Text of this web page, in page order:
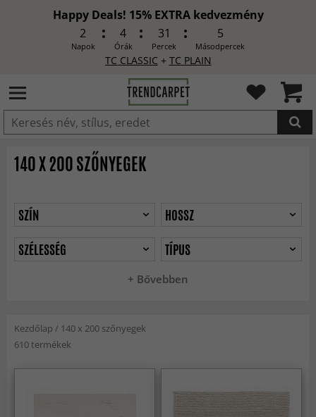
Happy Deals! 15% EXTRA kedvezmény
2
Napok
4
Órák
31
Percek
3
Másodpercek
TC CLASSIC + TC PLAIN
HOZZÁADVA
140 X 200 SZŐNYEGEK
+ Bővebben
SZÍN
HOSSZ
SZÉLESSÉG
TÍPUS
Kezdőlap / 140 x 200 szőnyegek
610 termékek